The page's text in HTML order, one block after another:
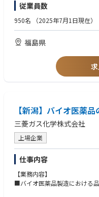
・GMP・SOPに基づく運用状
・製造現場の課題把握および
※必要に応じて現場理解を目
・製造ラインの進捗管理・生
・人員配置・シフト調整の最
・メンバー指導および育成
▼将来的な役割期待
・製造ライン全体の統括（ライ
・組織運営（人財育成・評価・
・品質・コスト・納期のバラ
・継続的な改善活動の主導お
【業務の特徴】
＜歓迎＞
・メンバー指導・育成の経験
【求める人物像】
・将来的にラインマネジメン
・品質意識を高く持ち組織に
・課題解決を主体的に推進でき
従業員数
950名 （2025年7月1日現在）
福島県
【新潟】バイオ医薬
三菱ガス化学株式会社
上場企業
仕事内容
【業務内容】
■バイオ医薬品製造における